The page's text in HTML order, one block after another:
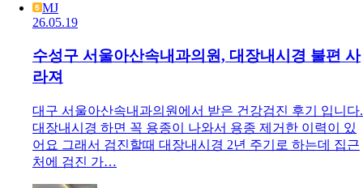
MJ
26.05.19
수성구 서울아산속내과의원, 대장내시경 불편 사
라져
대구 서울아산속내과의원에서 받은 건강검진 후기 입니다.
대장내시경 하면 꼭 용종이 나와서 용종 제거한 이력이 있
어요 그래서 검진할때 대장내시경 2년 주기로 하는데 집근
처에 검진 가…